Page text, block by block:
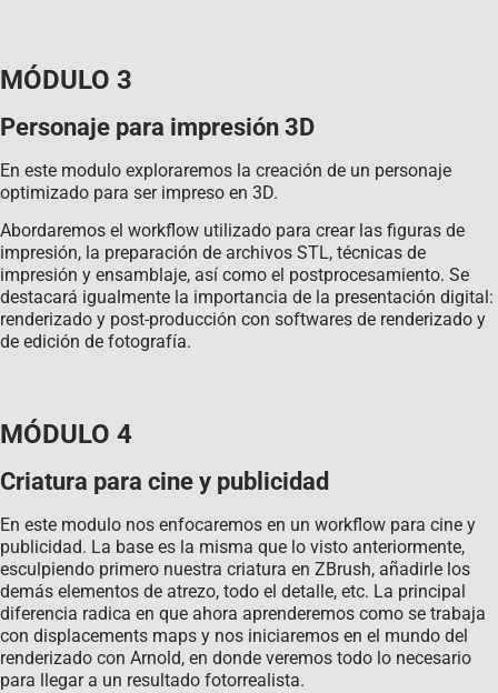
MÓDULO 3
Personaje para impresión 3D
En este modulo exploraremos la creación de un personaje
optimizado para ser impreso en 3D.
Abordaremos el workflow utilizado para crear las figuras de
impresión, la preparación de archivos STL, técnicas de
impresión y ensamblaje, así como el postprocesamiento. Se
destacará igualmente la importancia de la presentación digital:
renderizado y post-producción con softwares de renderizado y
de edición de fotografía.
MÓDULO 4
Criatura para cine y publicidad
En este modulo nos enfocaremos en un workflow para cine y
publicidad. La base es la misma que lo visto anteriormente,
esculpiendo primero nuestra criatura en ZBrush, añadirle los
demás elementos de atrezo, todo el detalle, etc. La principal
diferencia radica en que ahora aprenderemos como se trabaja
con displacements maps y nos iniciaremos en el mundo del
renderizado con Arnold, en donde veremos todo lo necesario
para llegar a un resultado fotorrealista.